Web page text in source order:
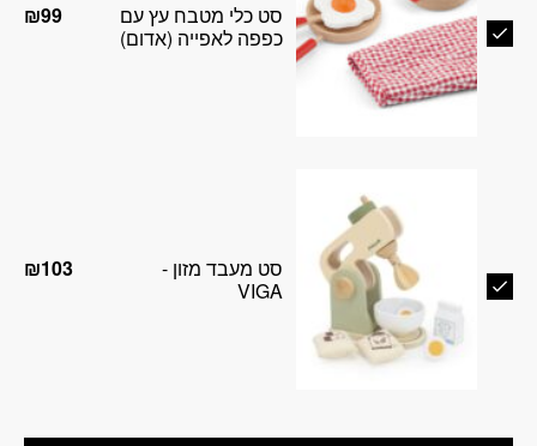
סט כלי מטבח עץ עם
כפפה לאפייה (אדום)
₪99
סט מעבד מזון -
VIGA
₪103